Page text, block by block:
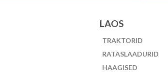
LAOS
TRAKTORID
RATASLAADURID
HAAGISED